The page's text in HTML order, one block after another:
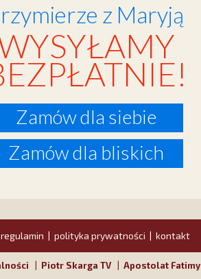
z Maryją
Zamów dla siebie
Zamów dla bliskich
regulamin polityka prywatności kontakt
Piotr Skarga TV Apostolat Fatimy